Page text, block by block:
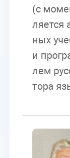
(с
ля­ет­ся
ных
и
лем
то­ра